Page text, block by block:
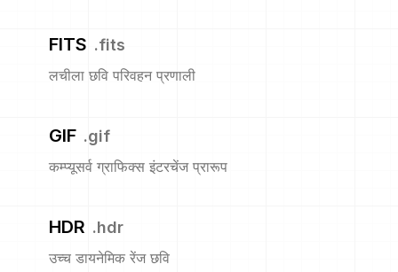
FITS .fits
लचीला छवि परिवहन प्रणाली
GIF .gif
कम्प्यूसर्व ग्राफिक्स इंटरचेंज प्रारूप
HDR .hdr
उच्च डायनेमिक रेंज छवि